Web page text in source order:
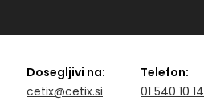
Dosegljivi na:
cetix
cetix.si
Telefon:
01 540 10 14